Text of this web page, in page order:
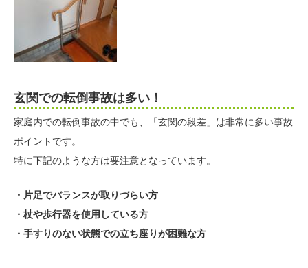
玄関での転倒事故は多い！
家庭内での転倒事故の中でも、「玄関の段差」は非常に多い事故
ポイントです。
特に下記のような方は要注意となっています。
・片足でバランスが取りづらい方
・杖や歩行器を使用している方
・手すりのない状態での立ち座りが困難な方